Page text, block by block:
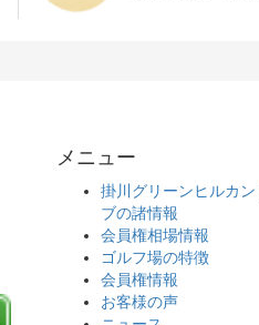
メニュー
掛川グリーンヒルカン
ブの諸情報
会員権相場情報
ゴルフ場の特徴
会員権情報
お客様の声